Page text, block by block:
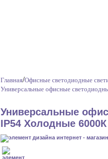
Главная/Офисные светодиодные
Универсальные офисные
Универсальные
IP54 Холодные 6000К